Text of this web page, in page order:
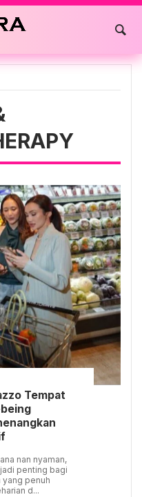
Tempat
nan nyaman,
penting bagi
yang penuh
d...